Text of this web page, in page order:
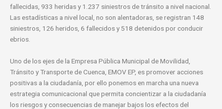
fallecidas, 933 heridas y 1.237 siniestros de tránsito a nivel nacional.
Las estadísticas a nivel local, no son alentadoras, se registran 148
siniestros, 126 heridos, 6 fallecidos y 518 detenidos por conducir
ebrios.
Uno de los ejes de la Empresa Pública Municipal de Movilidad,
Tránsito y Transporte de Cuenca, EMOV EP, es promover acciones
positivas a la ciudadanía, por ello ponemos en marcha una nueva
estrategia comunicacional que permita concientizar a la ciudadanía
los riesgos y consecuencias de manejar bajos los efectos del